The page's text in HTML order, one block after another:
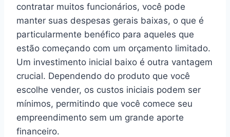
contratar muitos funcionários, você pode
manter suas despesas gerais baixas, o que é
particularmente benéfico para aqueles que
estão começando com um orçamento limitado.
Um investimento inicial baixo é outra vantagem
crucial. Dependendo do produto que você
escolhe vender, os custos iniciais podem ser
mínimos, permitindo que você comece seu
empreendimento sem um grande aporte
financeiro.